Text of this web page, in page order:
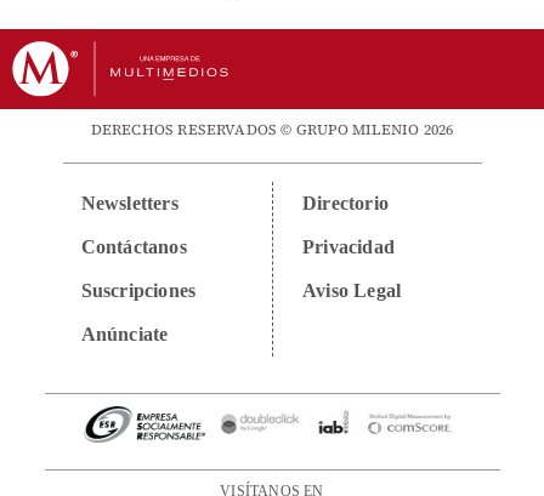
DERECHOS RESERVADOS © GRUPO MILENIO 2026
Newsletters
Contáctanos
Suscripciones
Anúnciate
Directorio
Privacidad
Aviso Legal
VISÍTANOS EN